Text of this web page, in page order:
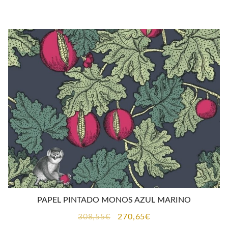
era:
308,55€.
es:
270,65€.
PAPEL PINTADO MONOS AZUL MARINO
308,55€
El270,65€El